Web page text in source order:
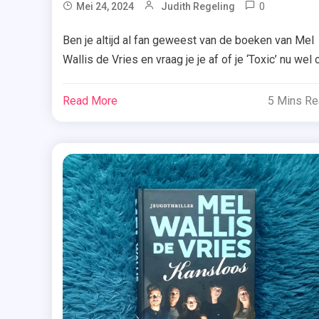
Mei 24, 2024 Judith Regeling 0
,
Jeugd
,
Mel
Wallis
De
Vries
,
,
Ben je altijd al fan geweest van de boeken van Mel
Wallis de Vries en vraag je je af of je ‘Toxic’ nu wel
helpen! Sommige geheimen zijn dodelijk… Een dag
Read More 5 Mins